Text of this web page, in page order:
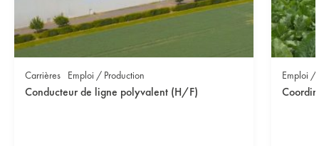
Carrières Emploi / Production
Conducteur de ligne polyvalent (H/F)
Emploi /